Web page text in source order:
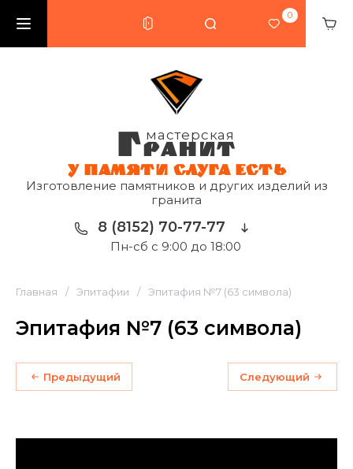
0
мастерская
ГРАНИТ
У ПАМЯТИ СЛУГА ЕСТЬ
Изготовление памятников и других изделий из
гранита
8 (8152) 70-77-77
Пн-сб с 9:00 до 18:00
Главная / Эпитафии / Эпитафия №7 (63 символа)
Эпитафия №7 (63 символа)
Предыдущий Следующий